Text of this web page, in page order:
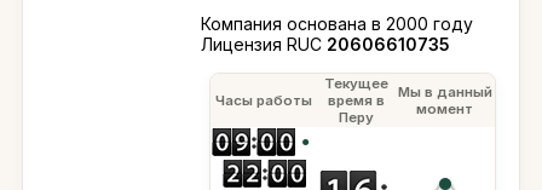
Компания основана в 2000 году
Лицензия RUC 20606610735
Часы работы
Текущее
время в
Перу
Мы в данный
момент
●